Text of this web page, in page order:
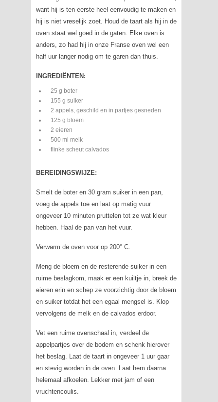
want hij is ten eerste heel eenvoudig te maken en
hij is niet vreselijk zoet. Houd de taart als hij in de
oven staat wel goed in de gaten. Elke oven is
anders, zo had hij in onze Franse oven wel een
half uur langer nodig om te garen dan thuis.
INGREDIËNTEN:
25 g boter
155 g suiker
2 appels, geschild en in partjes gesneden
125 g bloem
2 eieren
500 ml melk
fIinke scheut calvados
BEREIDINGSWIJZE:
Smelt de boter en 30 gram suiker in een pan,
voeg de appels toe en laat op matig vuur
ongeveer 10 minuten pruttelen tot ze wat kleur
hebben. Haal de pan van het vuur.
Verwarm de oven voor op 200° C.
Meng de bloem en de resterende suiker in een
ruime beslagkom, maak er een kuiltje in, breek de
eieren erin en schep ze voorzichtig door de bloem
en suiker totdat het een egaal mengsel is. Klop
vervolgens de melk en de calvados erdoor.
Vet een ruime ovenschaal in, verdeel de
appelpartjes over de bodem en schenk hierover
het beslag. Laat de taart in ongeveer 1 uur gaar
en stevig worden in de oven. Laat hem daarna
helemaal afkoelen. Lekker met jam of een
vruchtencoulis.